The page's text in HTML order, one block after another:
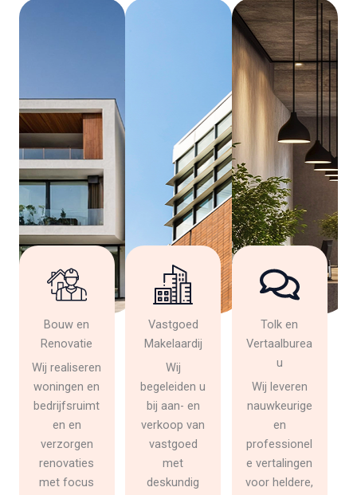
Bouw en
Renovatie
Wij realiseren
woningen en
bedrijfsruimt
en en
verzorgen
renovaties
met focus
Vastgoed
Makelaardij
Wij
begeleiden u
bij aan- en
verkoop van
vastgoed
met
deskundig
Tolk en
Vertaalburea
u
Wij leveren
nauwkeurige
en
professionel
e vertalingen
voor heldere,